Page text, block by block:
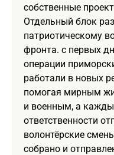
собственные
Отдельный блок
патриотическому
фронта. с первых
операции
работали в новых
помогая мирным
и военным, а
ответственности
волонтёрские
собрано и